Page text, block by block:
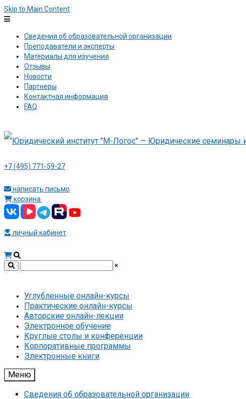
Skip to Main Content
Сведения об образовательной организации
Преподаватели и эксперты
Материалы для изучения
Отзывы
Новости
Партнеры
Контактная информация
FAQ
+7 (495) 771-59-27
написать письмо
корзина
личный кабинет
×
Углубленные онлайн-курсы
Практические онлайн-курсы
Авторские онлайн-лекции
Электронное обучение
Круглые столы и конференции
Корпоративные программы
Электронные книги
Меню
Сведения об образовательной организации